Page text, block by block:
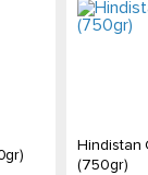
Hindistan
(750gr)